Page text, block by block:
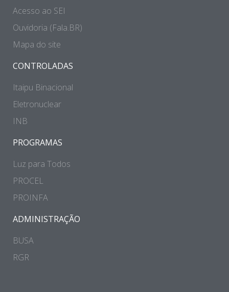
Acesso ao SEI
Ouvidoria (Fala.BR)
Mapa do site
CONTROLADAS
Itaipu Binacional
Eletronuclear
INB
PROGRAMAS
Luz para Todos
PROCEL
PROINFA
ADMINISTRAÇÃO
BUSA
RGR